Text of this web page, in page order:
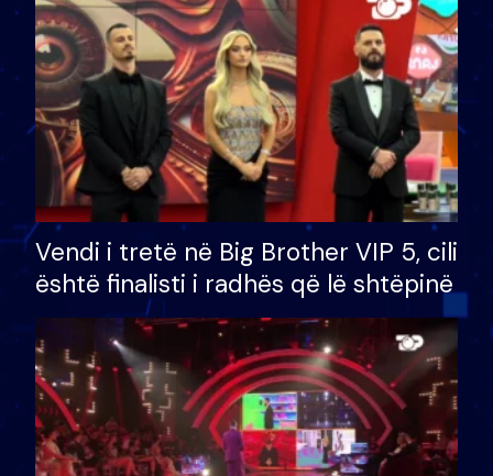
Vendi i tretë në Big Brother VIP 5, cili
është finalisti i radhës që lë shtëpinë